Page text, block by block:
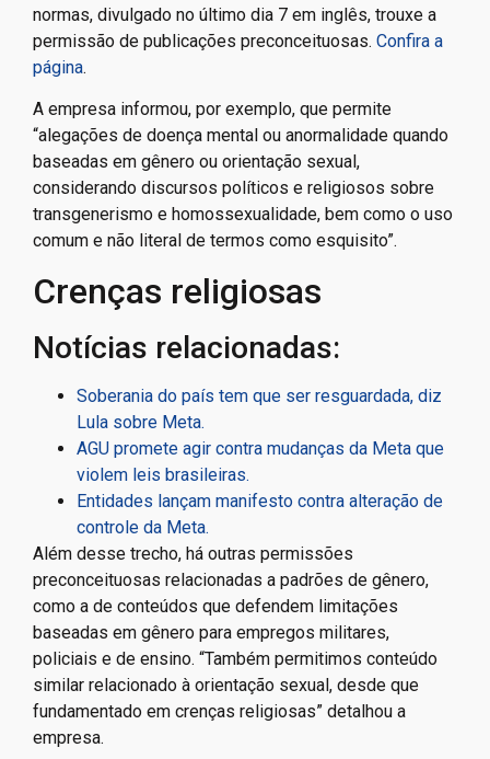
normas, divulgado no último dia 7 em inglês, trouxe a
permissão de publicações preconceituosas. Confira a
página.
A empresa informou, por exemplo, que permite
“alegações de doença mental ou anormalidade quando
baseadas em gênero ou orientação sexual,
considerando discursos políticos e religiosos sobre
transgenerismo e homossexualidade, bem como o uso
comum e não literal de termos como esquisito”.
Crenças religiosas
Notícias relacionadas:
Soberania do país tem que ser resguardada, diz
Lula sobre Meta.
AGU promete agir contra mudanças da Meta que
violem leis brasileiras.
Entidades lançam manifesto contra alteração de
controle da Meta.
Além desse trecho, há outras permissões
preconceituosas relacionadas a padrões de gênero,
como a de conteúdos que defendem limitações
baseadas em gênero para empregos militares,
policiais e de ensino. “Também permitimos conteúdo
similar relacionado à orientação sexual, desde que
fundamentado em crenças religiosas” detalhou a
empresa.